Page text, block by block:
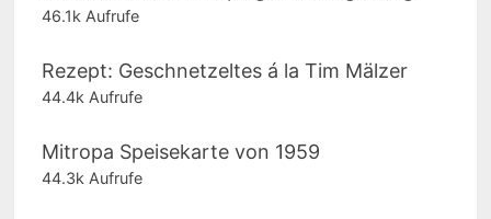
46.1k Aufrufe
Rezept: Geschnetzeltes á la Tim Mälzer
44.4k Aufrufe
Mitropa Speisekarte von 1959
44.3k Aufrufe